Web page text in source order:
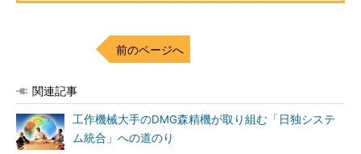
前のページへ
関連記事
工作機械大手のDMG森精機が取り組む「日独システ
ム統合」への道のり